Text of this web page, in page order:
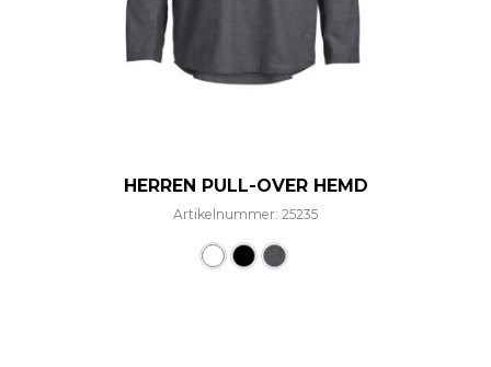
HERREN PULL-OVER HEMD
Artikelnummer: 25235